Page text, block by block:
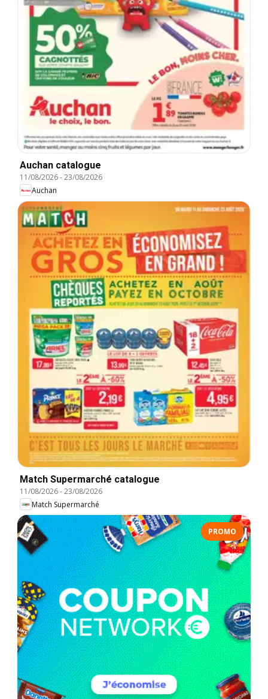
Auchan catalogue
11/08/2026-23/08/2026
Auchan
Match Supermarché catalogue
11/08/2026-23/08/2026
Match Supermarché
PROMO